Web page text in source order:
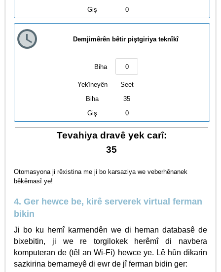
Giş
0
Demjimêrên bêtir piştgiriya teknîkî
Biha
Yekîneyên
Seet
Biha
35
Giş
0
Tevahiya dravê yek carî:
35
Otomasyona ji rêxistina me ji bo karsaziya we veberhênanek
bêkêmasî ye!
4. Ger hewce be, kirê serverek virtual ferman
bikin
Ji bo ku hemî karmendên we di heman databasê de
bixebitin, ji we re torgilokek herêmî di navbera
komputeran de (têl an Wi-Fi) hewce ye. Lê hûn dikarin
sazkirina bernameyê di ewr de jî ferman bidin ger: